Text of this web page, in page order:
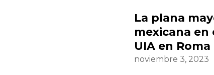
La plana
mexicana en
UIA en Roma
noviembre 3, 2023